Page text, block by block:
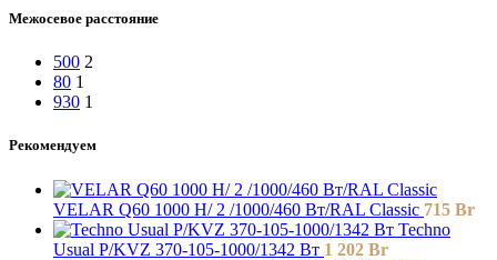
Межосевое расстояние
500 2
80 1
930 1
Рекомендуем
VELAR Q60 1000 H/ 2 /1000/460 Вт/RAL Classic 715 Br
Techno
Usual P/KVZ 370-105-1000/1342 Вт 1 202 Br